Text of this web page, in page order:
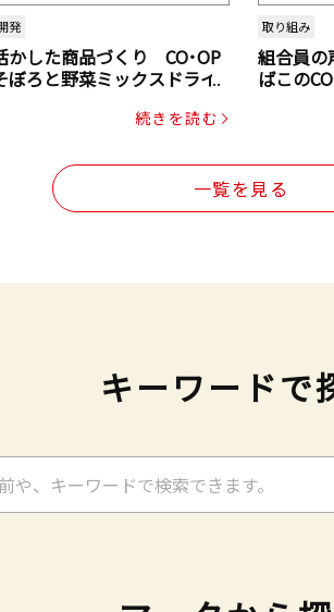
発
かした商品づくり CO･OP
ぼろと野菜ミックスドライ
続きを読む
取り組み
組合員
ばこの
一覧を見る
キーワードで